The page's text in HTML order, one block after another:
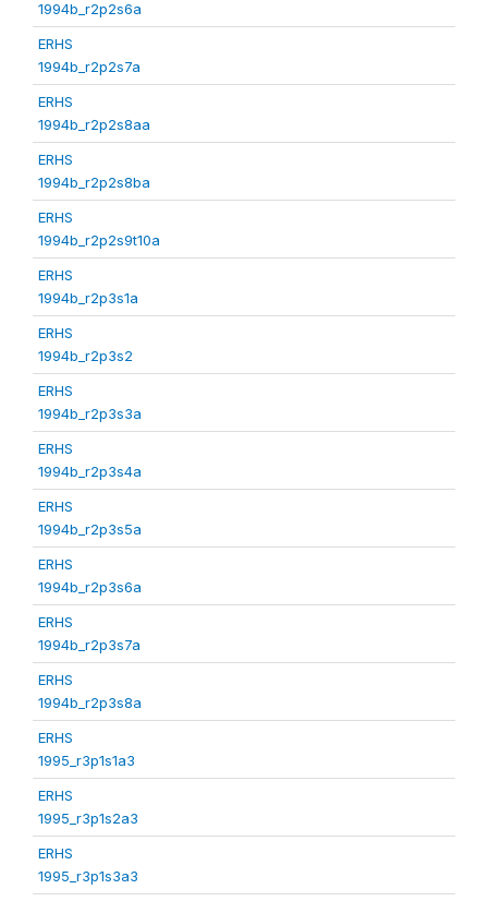
1994b_r2p2s6a
ERHS
1994b_r2p2s7a
ERHS
1994b_r2p2s8aa
ERHS
1994b_r2p2s8ba
ERHS
1994b_r2p2s9t10a
ERHS
1994b_r2p3s1a
ERHS
1994b_r2p3s2
ERHS
1994b_r2p3s3a
ERHS
1994b_r2p3s4a
ERHS
1994b_r2p3s5a
ERHS
1994b_r2p3s6a
ERHS
1994b_r2p3s7a
ERHS
1994b_r2p3s8a
ERHS
1995_r3p1s1a3
ERHS
1995_r3p1s2a3
ERHS
1995_r3p1s3a3